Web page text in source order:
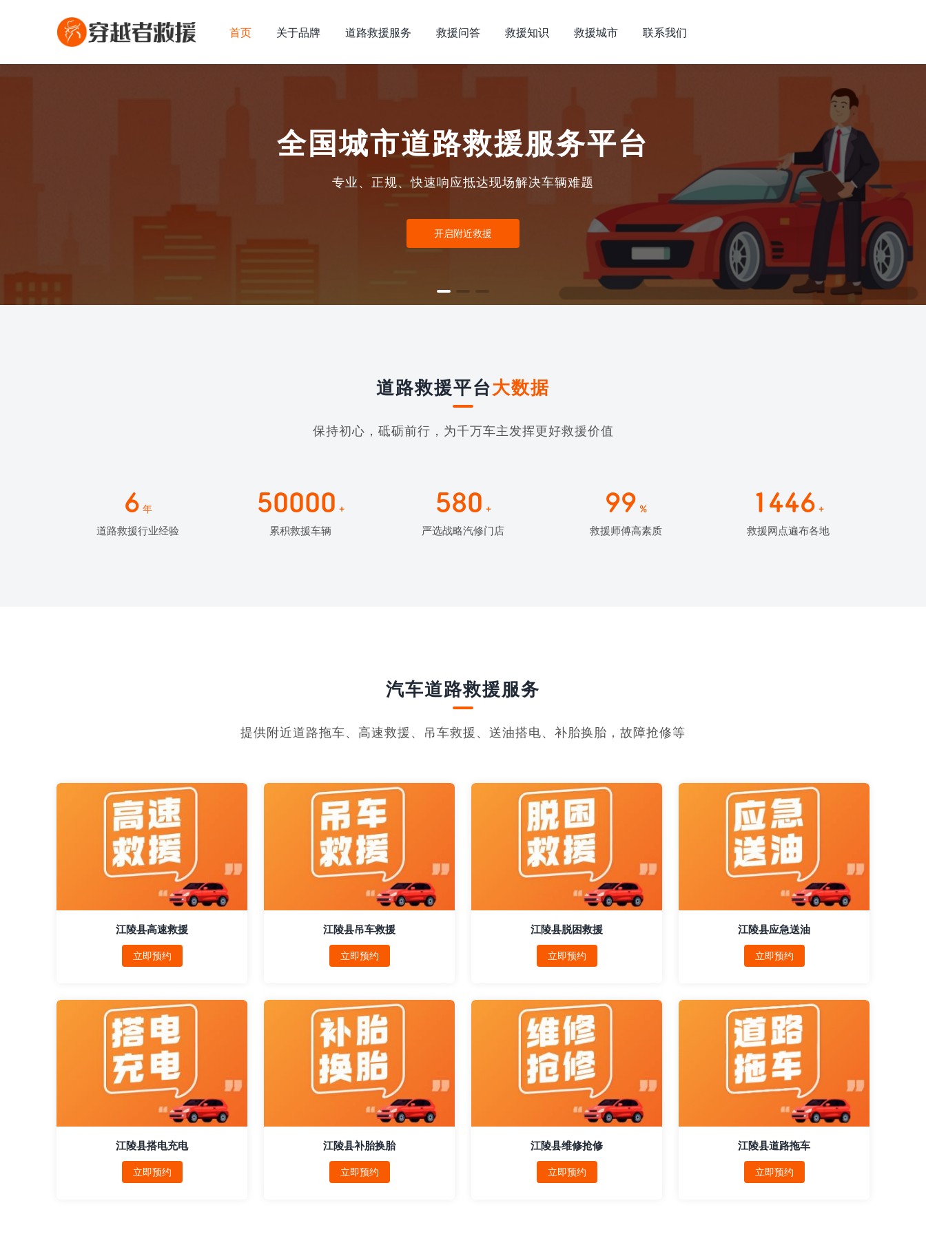
首页 关于品牌 道路救援服务 救援问答 救援知识 救援城市 联系我们
全国城市道路救援服务平台
专业、正规、快速响应抵达现场解决车辆难题
开启附近救援
道路救援平台大数据
保持初心，砥砺前行，为千万车主发挥更好救援价值
6 年
道路救援行业经验
50000 +
累积救援车辆
580 +
严选战略汽修门店
99 %
救援师傅高素质
1446 +
救援网点遍布各地
汽车道路救援服务
提供附近道路拖车、高速救援、吊车救援、送油搭电、补胎换胎，故障抢修等
江陵县高速救援
立即预约
江陵县吊车救援
立即预约
江陵县脱困救援
立即预约
江陵县应急送油
立即预约
江陵县搭电充电
立即预约
江陵县补胎换胎
立即预约
江陵县维修抢修
立即预约
江陵县道路拖车
立即预约